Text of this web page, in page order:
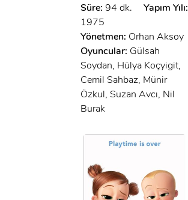
Süre: 94 dk.
Yapım Yılı:
1975
Yönetmen: Orhan Aksoy
Oyuncular: Gülsah
Soydan, Hülya Koçyigit,
Cemil Sahbaz, Münir
Özkul, Suzan Avcı, Nil
Burak